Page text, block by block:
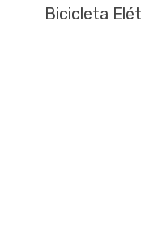
Bicicleta